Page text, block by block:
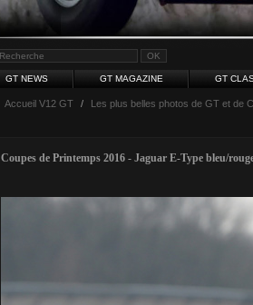
GT NEWS GT MAGAZINE GT
Accueil V12 GT / Les plus belles photos de GT et de
Coupes de Printemps 2016 - Jaguar E-Type bleu/